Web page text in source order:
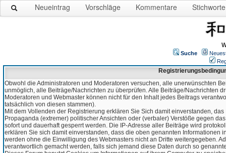
Neueintrag Vorschläge Kommentare Stichworte
Suche
Obwohl die Administratoren und Moderatoren versuchen, alle unerwünschten
unmöglich, alle Beiträge/Nachrichten zu überprüfen. Alle Beiträge/Nachrichten
Moderatoren und Webmaster können nicht für den Inhalt jedes Beitrags
tatsächlich von diesen stammen).
Mit dem Vollenden der Registrierung erklären Sie Sich damit einverstanden,
Propaganda (extremer) politischer Ansichten oder (verbaler) Verstöße gegen
sofort und dauerhaft gesperrt werden. Die IP-Adresse aller Beiträge wird
erklären Sie sich damit einverstanden, dass die oben genannten Informationen
werden ohne die Einwilligung des Webmasters nicht an Dritte weitergegeben.
verantwortlich gemacht werden, falls sich jemand diese Daten durch so